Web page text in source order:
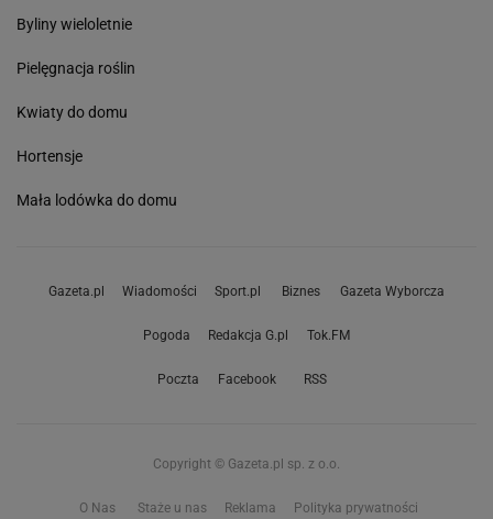
Byliny wieloletnie
Pielęgnacja roślin
Kwiaty do domu
Hortensje
Mała lodówka do domu
Gazeta.pl Wiadomości Sport.pl Biznes Gazeta Wyborcza
Pogoda Redakcja G.pl Tok.FM
Poczta Facebook RSS
Copyright © Gazeta.pl sp. z o.o.
O Nas Staże u nas Reklama Polityka prywatności